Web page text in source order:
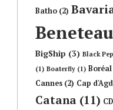
Batho (2)
Beneteau
BigShip (3) Black
(1) Boaterfly (1) Boréal
Cannes (2) Cap
Catana (11)